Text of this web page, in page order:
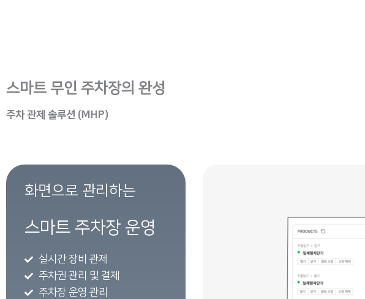
스마트 무인 주차장의 완성
주차 관제 솔루션 (MHP)
화면으로 관리하는
스마트 주차장 운영
실시간 장비 관제
주차권 관리 및 결제
주차장 운영 관리